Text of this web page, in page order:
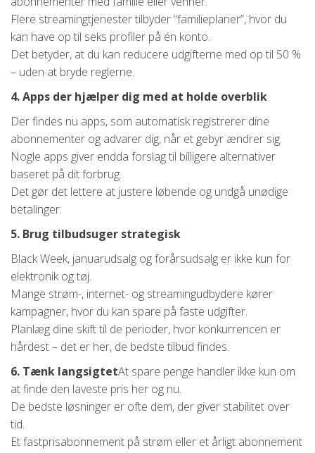
Flere streamingtjenester tilbyder “familieplaner”, hvor du
kan have op til seks profiler på én konto.
Det betyder, at du kan reducere udgifterne med op til 50 %
– uden at bryde reglerne.
4. Apps der hjælper dig med at holde overblik
Der findes nu apps, som automatisk registrerer dine
abonnementer og advarer dig, når et gebyr ændrer sig.
Nogle apps giver endda forslag til billigere alternativer
baseret på dit forbrug.
Det gør det lettere at justere løbende og undgå unødige
betalinger.
5. Brug tilbudsuger strategisk
Black Week, januarudsalg og forårsudsalg er ikke kun for
elektronik og tøj.
Mange strøm-, internet- og streamingudbydere kører
kampagner, hvor du kan spare på faste udgifter.
Planlæg dine skift til de perioder, hvor konkurrencen er
hårdest – det er her, de bedste tilbud findes.
6. Tænk langsigtetAt spare penge handler ikke kun om
at finde den laveste pris her og nu.
De bedste løsninger er ofte dem, der giver stabilitet over
tid.
Et fastprisabonnement på strøm eller et årligt abonnement